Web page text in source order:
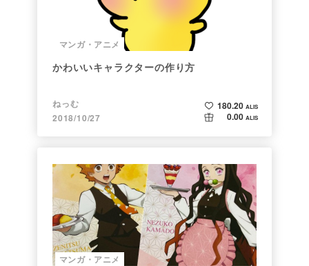
マンガ・アニメ
かわいいキャラクターの作り方
ねっむ
2018/10/27
180.20 ALIS
0.00 ALIS
マンガ・アニメ